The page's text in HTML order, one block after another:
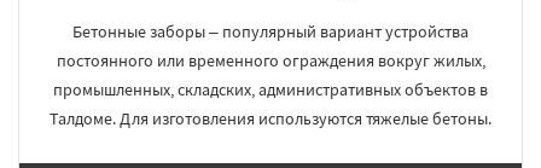
Бетонные заборы – популярный вариант устройства
постоянного или временного ограждения вокруг жилых,
промышленных, складских, административных объектов в
Талдоме. Для изготовления используются тяжелые бетоны.